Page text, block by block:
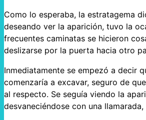
Como lo esperaba, la estratagema
deseando ver la aparición, tuvo la
frecuentes caminatas se hicieron
deslizarse por la puerta hacia otro
Inmediatamente se empezó a decir
comenzaría a excavar, seguro de
al respecto. Se seguía viendo la
desvaneciéndose con una